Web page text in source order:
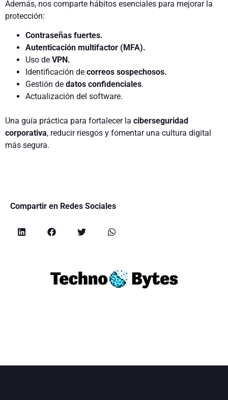
Además, nos comparte hábitos esenciales para mejorar la
protección:
Contraseñas fuertes.
Autenticación multifactor (MFA).
Uso de VPN.
Identificación de correos sospechosos.
Gestión de datos confidenciales.
Actualización del software.
Una guía práctica para fortalecer la ciberseguridad
corporativa, reducir riesgos y fomentar una cultura digital
más segura.
Compartir en Redes Sociales